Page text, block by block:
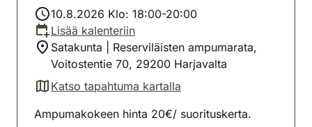
10.8.2026 Klo: 18:00-20:00
Lisää kalenteriin
Satakunta | Reserviläisten ampumarata,
Voitostentie 70, 29200 Harjavalta
Katso tapahtuma kartalla
(avautuu uuteen välilehteen)
Ampumakokeen hinta 20€/ suorituskerta.